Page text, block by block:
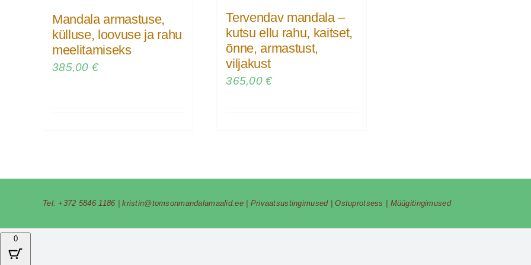
Mandala armastuse,
külluse, loovuse ja rahu
meelitamiseks
385,00 €
Tervendav mandala –
kutsu ellu rahu, kaitset,
õnne, armastust,
viljakust
365,00€
Tel: +372 5846 1186 |kristin@tomsonmandalamaalid.ee| Privaatsustingimused|Ostuprotsess Müügitingimused
0